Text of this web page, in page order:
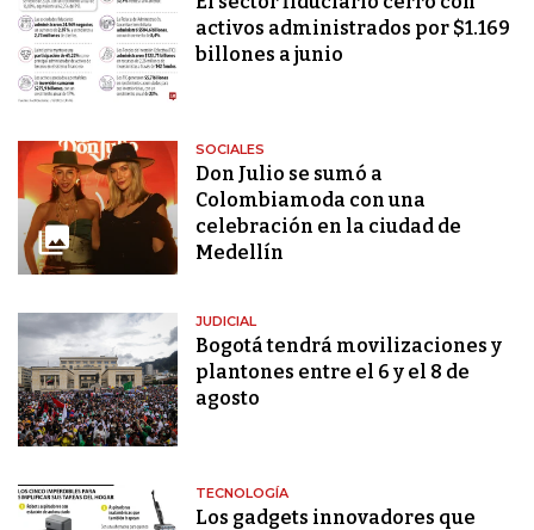
activos administrados por $1.169
billones a junio
SOCIALES
Don Julio se sumó a
Colombiamoda con una
celebración en la ciudad de
Medellín
JUDICIAL
Bogotá tendrá movilizaciones y
plantones entre el 6 y el 8 de
agosto
TECNOLOGÍA
Los gadgets innovadores que